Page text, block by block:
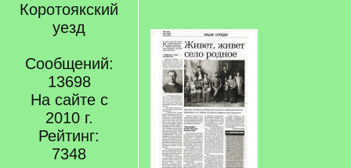
Коротоякский
уезд
Сообщений:
13698
На сайте с
2010 г.
Рейтинг:
7348